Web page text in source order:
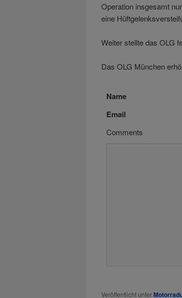
Operation insgesamt
eine
Weiter stellte das OLG
Das OLG München
Name
Email
Comments
Veröffentlicht unter